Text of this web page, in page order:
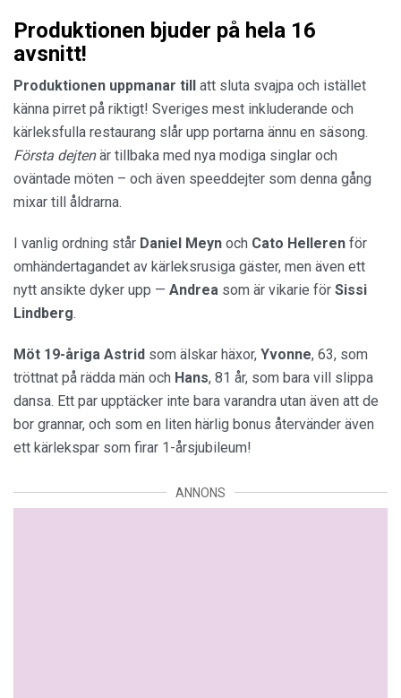
Produktionen bjuder på hela 16
avsnitt!
Produktionen uppmanar till att sluta svajpa och istället
känna pirret på riktigt! Sveriges mest inkluderande och
kärleksfulla restaurang slår upp portarna ännu en säsong.
Första dejtenär tillbaka med nya modiga singlar och
oväntade möten – och även speeddejter som denna gång
mixar till åldrarna.
I vanlig ordning står Daniel Meyn och Cato Helleren för
omhändertagandet av kärleksrusiga gäster, men även ett
nytt ansikte dyker upp — Andrea som är vikarie för Sissi
Lindberg.
Möt 19-åriga Astrid som älskar häxor, Yvonne, 63, som
tröttnat på rädda män och Hans, 81 år, som bara vill slippa
dansa. Ett par upptäcker inte bara varandra utan även att de
bor grannar, och som en liten härlig bonus återvänder även
ett kärlekspar som firar 1-årsjubileum!
ANNONS